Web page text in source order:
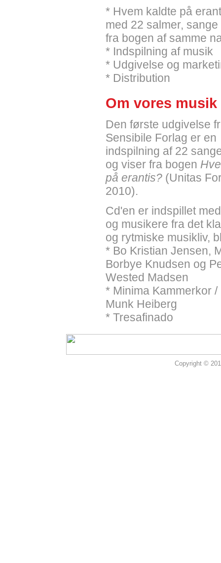
* Hvem kaldte på
med 22 salmer,
fra bogen af samme
* Indspilning af musik
* Udgivelse og
* Distribution
Om vores musik
Den første udgivelse
Sensibile Forlag er en
indspilning af 22
og viser fra bogen
på erantis? (Unitas
2010).
Cd'en er indspillet
og musikere fra det
og rytmiske musikliv,
* Bo Kristian Jensen,
Borbye Knudsen og
Wested Madsen
* Minima Kammerkor /
Munk Heiberg
* Tresafinado
Copyright ©